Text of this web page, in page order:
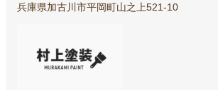
兵庫県加古川市平岡町山之上521-10